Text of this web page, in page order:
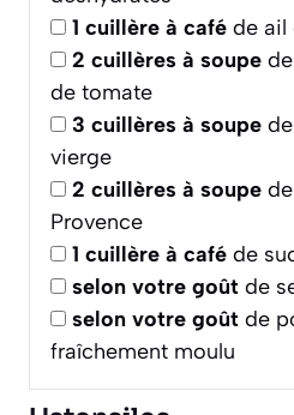
1 cuillère à café de ail
2 cuillères à soupe
de tomate
3 cuillères à soupe
vierge
2 cuillères à soupe
Provence
1 cuillère à café de
selon votre goût de
selon votre goût de
fraîchement moulu